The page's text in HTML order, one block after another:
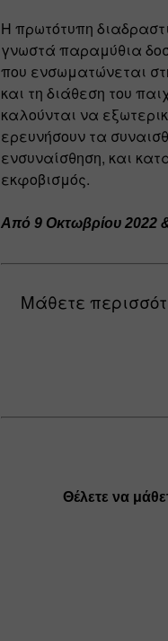
Η πρωτότυπη
γνωστά παραμύθια
που ενσωματώνεται
και τη διάθεση του
καλούνται να
ερευνήσουν τα
ενσυναίσθηση, και
εκφοβισμός.
Aπό 9 Oκτωβρίου 2022
Μάθετε
Θέλετε να